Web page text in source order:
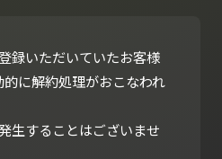
録いただいていたお客様
に解約処理がおこなわれ
生することはございませ